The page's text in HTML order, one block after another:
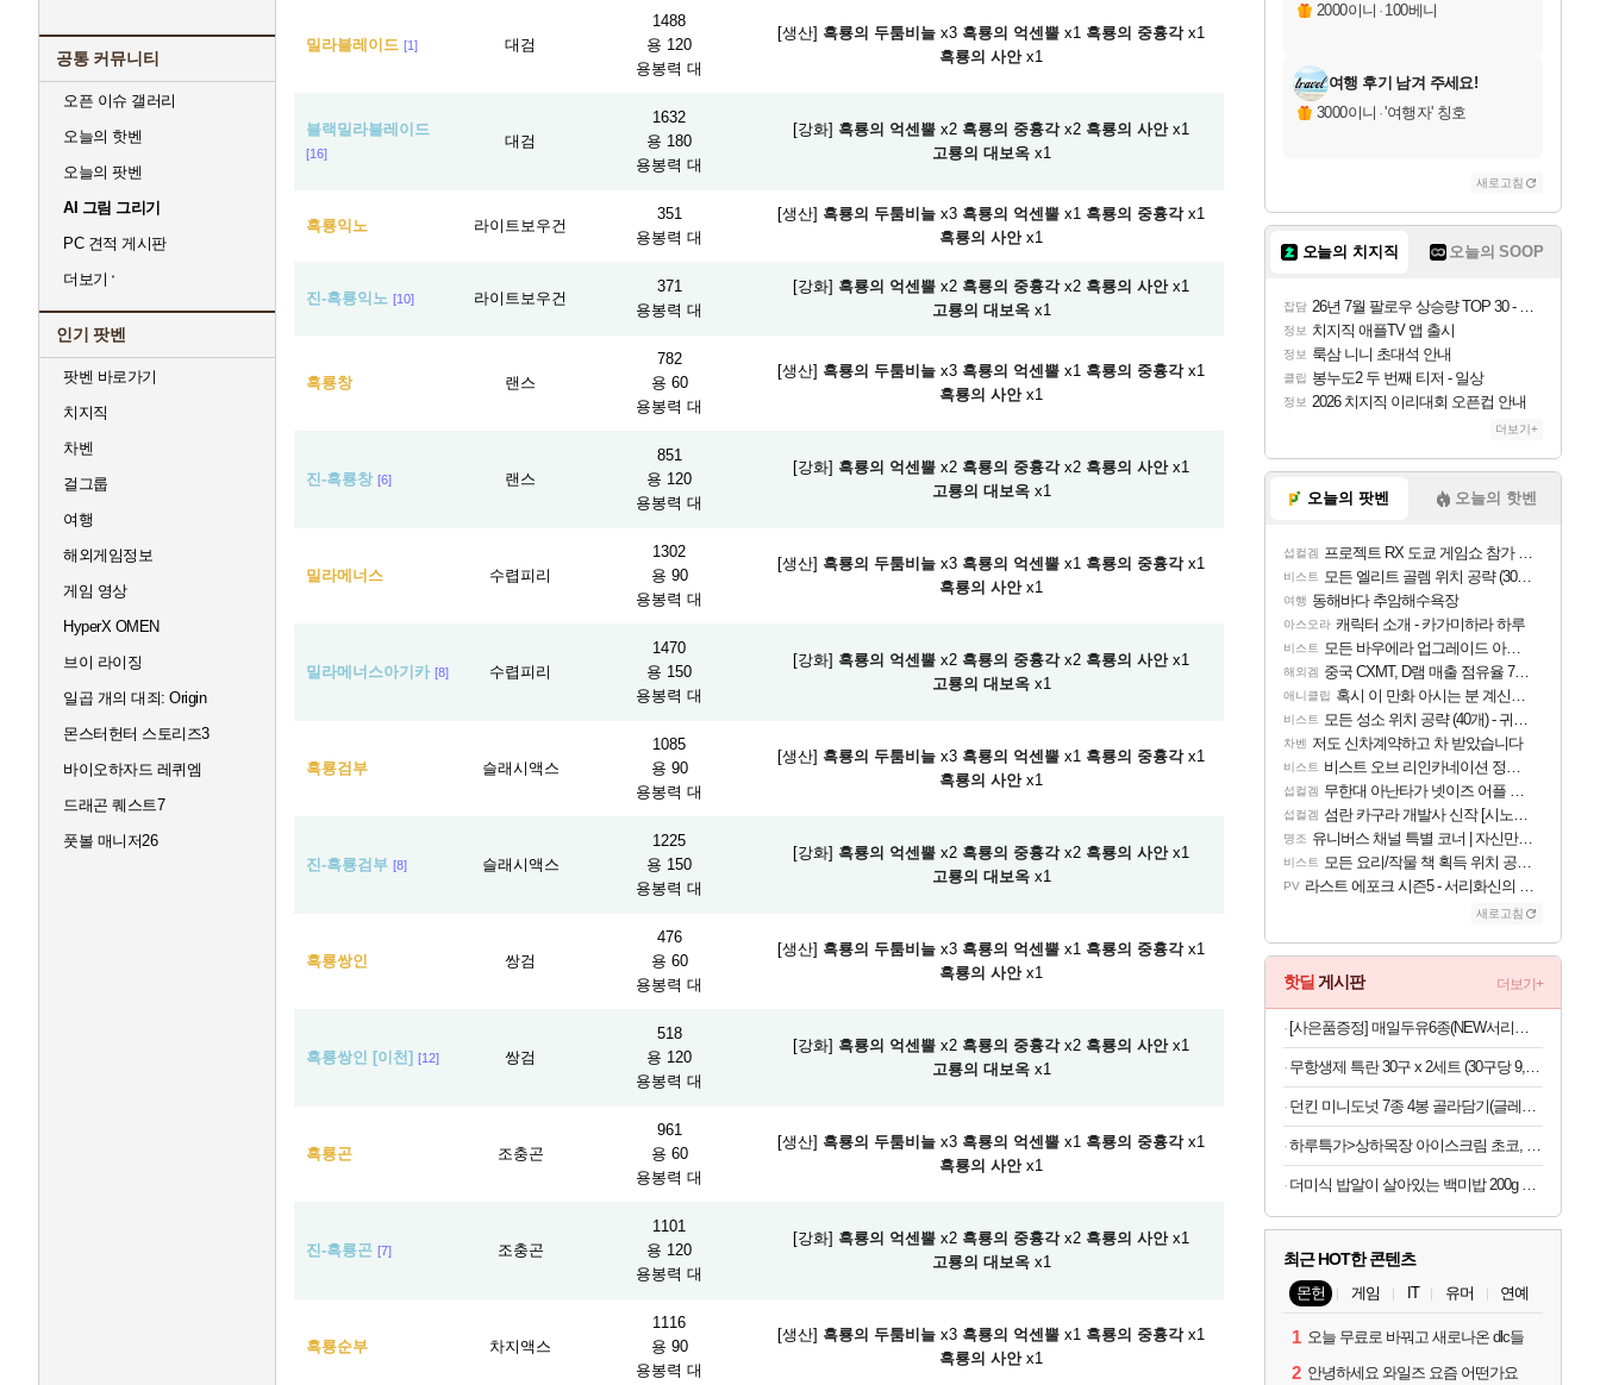
공통 커뮤니티
오픈 이슈 갤러리
오늘의 핫벤
오늘의 팟벤
AI 그림 그리기
PC 견적 게시판
더보기
인기 팟벤
팟벤 바로가기
치지직
차벤
걸그룹
여행
해외게임정보
게임 영상
HyperX OMEN
브이 라이징
일곱 개의 대죄: Origin
몬스터헌터 스토리즈3
바이오하자드 레퀴엠
드래곤 퀘스트7
풋볼 매니저26
밀라블레이드 [1] 대검
1488
용 120
용봉력 대
[생산] 흑룡의 두툼비늘 x3 흑룡의 억센뿔 x1 흑룡의 중흉각x1
흑룡의 사안x1
블랙밀라블레이드
[16]
대검
1632
용 180
용봉력 대
[강화] 흑룡의 억센뿔 x2 흑룡의 중흉각x2 흑룡의 사안x1
고룡의 대보옥x1
흑룡익노 라이트보우건
351
용봉력 대
[생산] 흑룡의 두툼비늘 x3 흑룡의 억센뿔 x1 흑룡의 중흉각x1
흑룡의 사안x1
진-흑룡익노 [10] 라이트보우건
371
용봉력 대
[강화] 흑룡의 억센뿔 x2 흑룡의 중흉각x2 흑룡의 사안x1
고룡의 대보옥x1
흑룡창 랜스
782
용 60
용봉력 대
[생산] 흑룡의 두툼비늘 x3 흑룡의 억센뿔 x1 흑룡의 중흉각x1
흑룡의 사안x1
진-흑룡창 [6] 랜스
851
용 120
용봉력 대
[강화] 흑룡의 억센뿔 x2 흑룡의 중흉각x2 흑룡의 사안x1
고룡의 대보옥x1
밀라메너스 수렵피리
1302
용 90
용봉력 대
[생산] 흑룡의 두툼비늘 x3 흑룡의 억센뿔 x1 흑룡의 중흉각x1
흑룡의 사안x1
밀라메너스아기카 [8] 수렵피리
1470
용 150
용봉력 대
[강화] 흑룡의 억센뿔 x2 흑룡의 중흉각x2 흑룡의 사안x1
고룡의 대보옥x1
흑룡검부 슬래시액스
1085
용 90
용봉력 대
[생산] 흑룡의 두툼비늘 x3 흑룡의 억센뿔 x1 흑룡의 중흉각x1
흑룡의 사안x1
진-흑룡검부 [8] 슬래시액스
1225
용 150
용봉력 대
[강화] 흑룡의 억센뿔 x2 흑룡의 중흉각x2 흑룡의 사안x1
고룡의 대보옥x1
흑룡쌍인 쌍검
476
용 60
용봉력 대
[생산] 흑룡의 두툼비늘 x3 흑룡의 억센뿔 x1 흑룡의 중흉각x1
흑룡의 사안x1
흑룡쌍인 [이천] [12] 쌍검
518
용 120
용봉력 대
[강화] 흑룡의 억센뿔 x2 흑룡의 중흉각x2 흑룡의 사안x1
고룡의 대보옥x1
흑룡곤 조충곤
961
용 60
용봉력 대
[생산] 흑룡의 두툼비늘 x3 흑룡의 억센뿔 x1 흑룡의 중흉각x1
흑룡의 사안x1
진-흑룡곤 [7] 조충곤
1101
용 120
용봉력 대
[강화] 흑룡의 억센뿔 x2 흑룡의 중흉각x2 흑룡의 사안x1
고룡의 대보옥x1
흑룡순부 차지액스
1116
용 90
용봉력 대
[생산] 흑룡의 두툼비늘 x3 흑룡의 억센뿔 x1 흑룡의 중흉각x1
흑룡의 사안x1
2000이니 · 100베니
여행 후기 남겨 주세요!
3000이니 ·'여행자' 칭호
새로고침
오늘의 치지직 오늘의 SOOP
잡담 26년 7월 팔로우 상승량 TOP 30 - 월간 치지직
정보 치지직 애플TV 앱 출시
정보 룩삼 니니 초대석 안내
클립 봉누도2 두 번째 티저 - 일상
정보 2026 치지직 이리대회 오픈컵 안내
더보기+
오늘의 팟벤 오늘의 핫벤
섭컬겜 프로젝트 RX 도쿄 게임쇼 참가 결정
비스트 모든 엘리트 골렘 위치 공략 (30개) - 방랑 결투가
여행 동해바다 추암해수욕장
아스오라 캐릭터 소개 - 카가미하라 하루
비스트 모든 바우에라 업그레이드 아이템 획득 위치 공략 (89개)
해외겜 중국 CXMT, D램 매출 점유율 7%…글로벌 4위로 부상
애니클립 혹시 이 만화 아시는 분 계신가요
비스트 모든 성소 위치 공략 (40개) - 귀환한 영혼 도전과제
차벤 저도 신차계약하고 차 받았습니다
비스트 비스트 오브 리인카네이션 정보/공략글 모음
섭컬겜 무한대 아난타가 넷이즈 어플 달력에 일정 등록
섭컬겜 섬란 카구라 개발사 신작 [시노비 넥서스] 연내 출시 예정
명조 유니버스 채널 특별 코너 | 자신만의 스타일
비스트 모든 요리/작물 책 획득 위치 공략 (36개) - 미식가 도전과제
PV 라스트 에포크 시즌5 - 서리화신의 분노 티저
새로고침
핫딜 게시판 더보기+
[사은품증정] 매일두유6종(NEW서리태 출시) 99.9플레인/서리태/고단백/고단백검은콩/검은콩/렌틸콩 190ml 24/48팩 중 택1
무항생제 특란 30구 x 2세트 (30구당 9,250원)
던킨 미니도넛 7종 4봉 골라담기(글레이즈드/바바리안/초코링 외) 매장에서 먹던 그 맛!
하루특가>상하목장 아이스크림 초코, 474ml, 1개 + 프로즌 그릭요거트, 350ml, 3종 + 바이오 요거트 파르페, 220ml, 4개
더미식 밥알이 살아있는 백미밥 200g 24개 외 잡곡밥류,덮밥소스7종 외
최근 HOT한 콘텐츠
몬헌 게임 IT 유머 연예
1 오늘 무료로 바꿔고 새로나온 dlc들
2 안녕하세요 와일즈 요즘 어떤가요